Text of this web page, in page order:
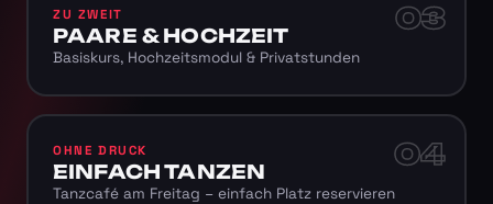
03
ZU ZWEIT
PAARE & HOCHZEIT
Basiskurs, Hochzeitsmodul & Privatstunden
04
OHNE DRUCK
EINFACH TANZEN
Tanzcafé am Freitag – einfach Platz reservieren